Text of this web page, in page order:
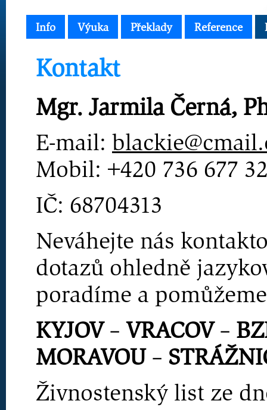
Info Výuka Překlady Reference
Kontakt
Mgr. Jarmila Černá,
E-mail:
Mobil: +420 736 677
IČ: 68704313
Neváhejte nás
dotazů ohledně
poradíme a
KYJOV – VRACOV –
MORAVOU –
Živnostenský list ze